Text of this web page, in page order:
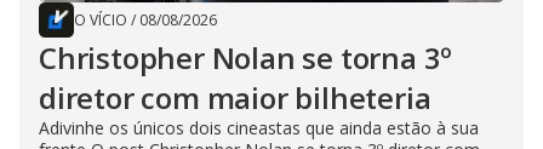
O VÍCIO / 08/08/2026
Christopher Nolan se torna 3º
diretor com maior bilheteria
Adivinhe os únicos dois cineastas que ainda estão à sua